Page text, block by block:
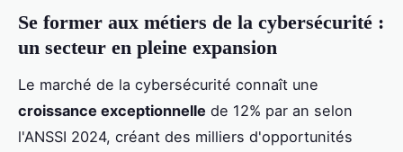
Se former aux métiers de la cybersécurité :
un secteur en pleine expansion
Le marché de la cybersécurité connaît une
croissance exceptionnelle de 12% par an selon
l'ANSSI 2024, créant des milliers d'opportunités